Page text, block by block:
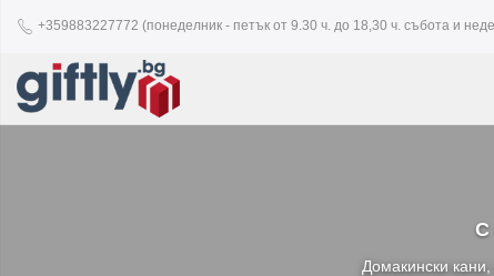
+359883227772 (понеделник - петък от 9.30 ч. до 18,30 ч. събота и
С
Домакински